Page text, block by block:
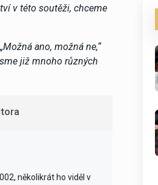
v této soutěži, chceme
„Možná ano, možná ne,“
již mnoho různých
několikrát ho viděl v